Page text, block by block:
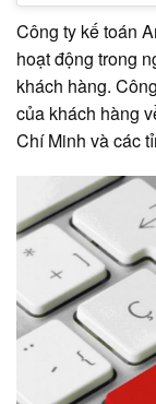
Công ty kế toán
hoạt động trong
khách hàng.
của khách hàng
Chí Minh và các